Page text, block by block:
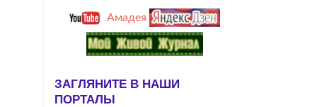
Амадея
ЗАГЛЯНИТЕ В НАШИ
ПОРТАЛЫ